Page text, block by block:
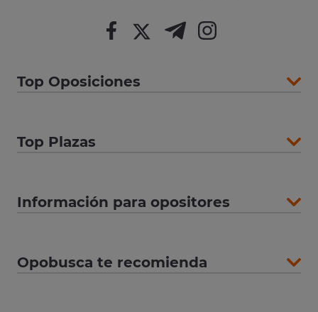
Top Oposiciones
Top Plazas
Información para opositores
Opobusca te recomienda